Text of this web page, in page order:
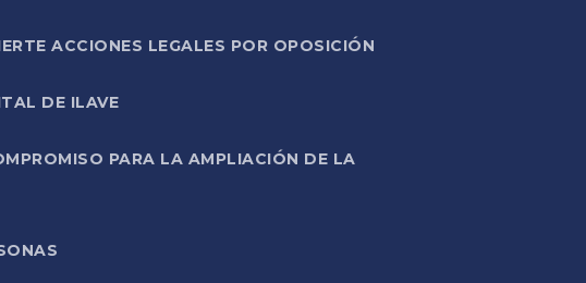
ACCIONES LEGALES POR OPOSICIÓN
DE ILAVE
PARA LA AMPLIACIÓN DE LA